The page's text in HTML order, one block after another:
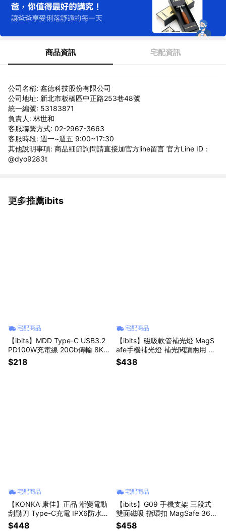
商品資訊 宅配資訊
公司名稱: 鑫德科技股份有限公司
公司地址: 新北市板橋區中正路253巷48號
統一編號: 53183871
負責人: 林世和
客服聯繫方式: 02-2967-3663
客服時段: 週一~週五 9:00~17:30
其他說明事項: 商品細節詢問請直接加官方line留言 官方Line ID：
@dyo9283t
更多推薦ibits
看更多
宅配商品
【ibits】MDD Type-C USB3.2
PD100W充電線 20Gb傳輸 8K
投影 0.5/1/1.5/2/3m
$218
宅配商品
【ibits】磁吸軟管補光燈 MagS
afe手機補光燈 補光閱讀兩用 護
眼調光色溫 直播自拍 L8
$438
宅配商品
【KONKA 康佳】正品 漸變電動
刮鬍刀 Type-C充電 IPX6防水
德國研磨刀片 KTXD-0808-T
$448
宅配商品
【ibits】G09 手機支架 三段式
雙面磁吸 指環扣 MagSafe 360
度旋轉
$458